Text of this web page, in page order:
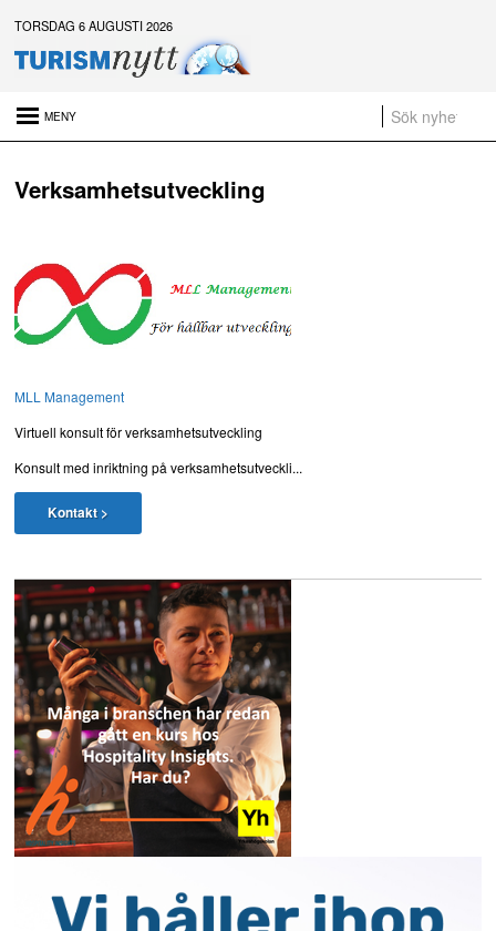
TORSDAG 6 AUGUSTI 2026
Naturen är gratis – men upplevelsen behöver inte vara det
Verksamhetsutveckling
MLL Management
Virtuell konsult för verksamhetsutveckling
Konsult med inriktning på verksamhetsutveckli...
Kontakt >